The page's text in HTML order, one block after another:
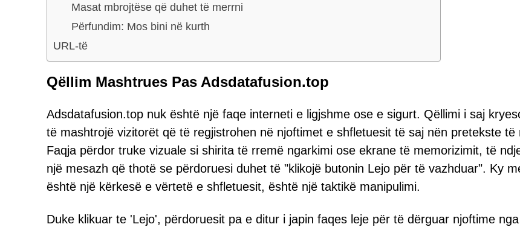
Masat mbrojtëse që duhet të merrni
Përfundim: Mos bini në kurth
URL-të
Qëllim Mashtrues Pas Adsdatafusion.top
Adsdatafusion.top nuk është një faqe interneti e ligjshme ose e sigurt. Qëllimi i saj
të mashtrojë vizitorët që të regjistrohen në njoftimet e shfletuesit të saj nën pretekste të
Faqja përdor truke vizuale si shirita të rremë ngarkimi ose ekrane të memorizimit, të
një mesazh që thotë se përdoruesi duhet të "klikojë butonin Lejo për të vazhduar". Ky
është një kërkesë e vërtetë e shfletuesit, është një taktikë manipulimi.
Duke klikuar te 'Lejo', përdoruesit pa e ditur i japin faqes leje për të dërguar njoftime nga